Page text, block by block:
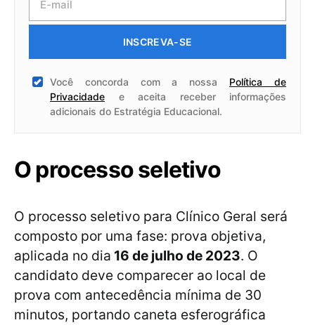
INSCREVA-SE
Você concorda com a nossa Política de
Privacidade e aceita receber informações
adicionais do Estratégia Educacional.
O processo seletivo
O processo seletivo para Clínico Geral será
composto por uma fase: prova objetiva,
aplicada no dia 16 de julho de 2023. O
candidato deve comparecer ao local de
prova com antecedência mínima de 30
minutos, portando caneta esferográfica